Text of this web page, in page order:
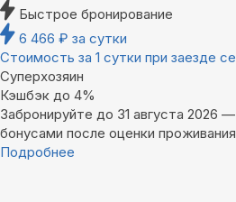
Быстрое бронирование
6 466 ₽ за сутки
Стоимость за 1 сутки при заезде
Суперхозяин
Кэшбэк до 4%
Забронируйте до 31 августа 2026
бонусами после оценки
Подробнее